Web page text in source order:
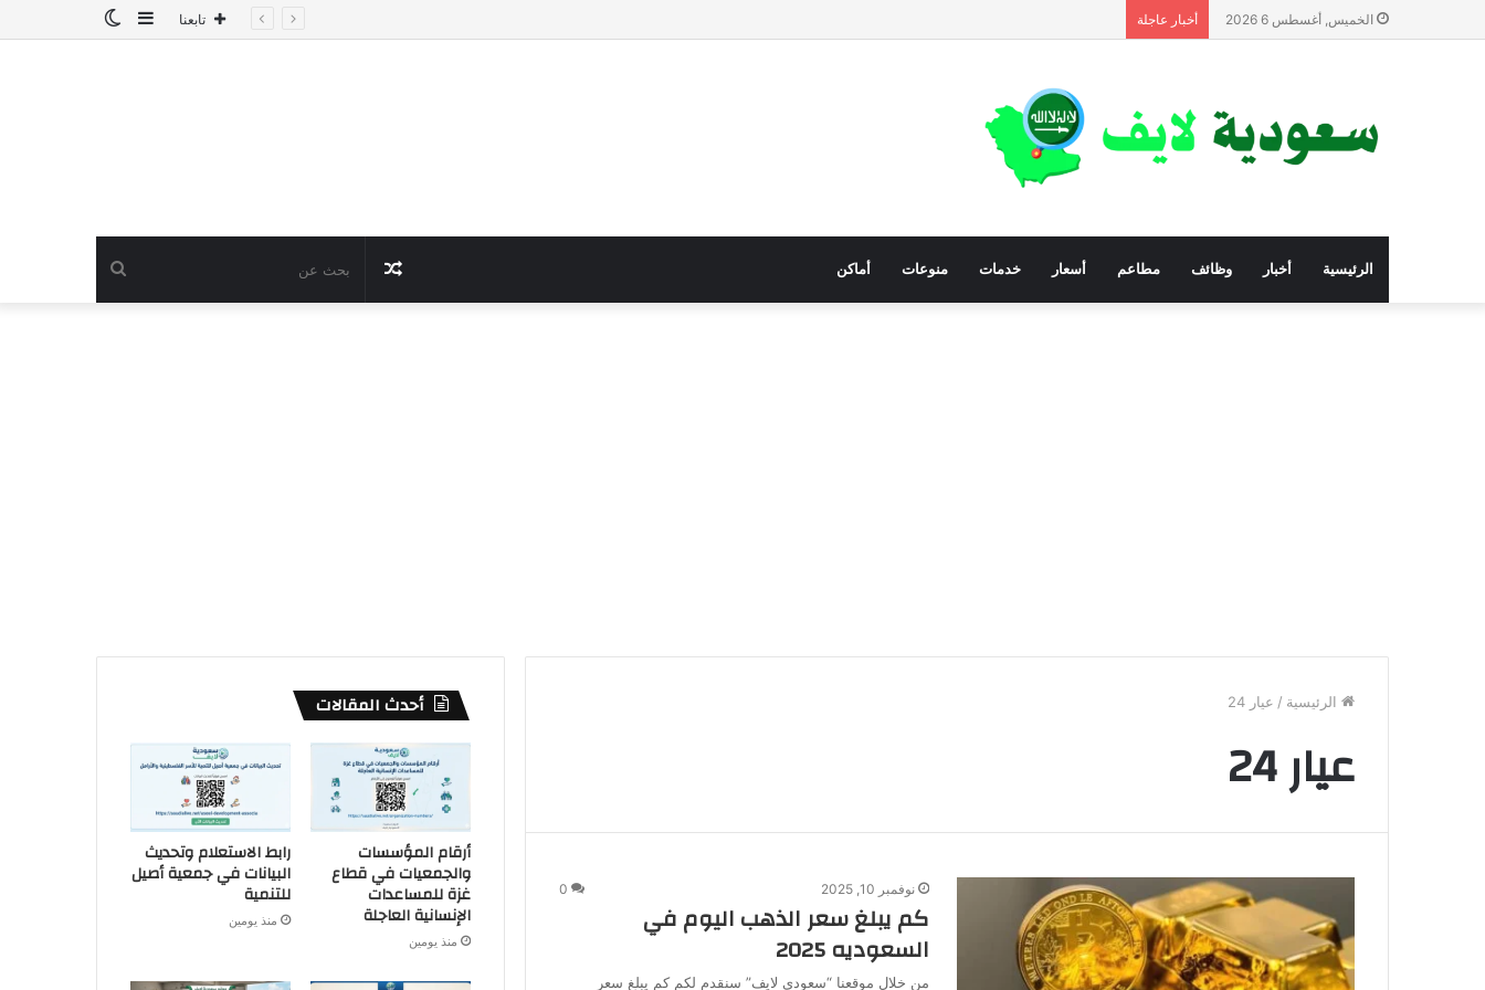
الخميس, أغسطس 6 2026 أخبار عاجلة
الوضعإضافة
تابعنا
الرئيسية أخبار وظائف مطاعم أسعار خدمات منوعات أماكن بحث مقال
الرئيسية / عيار 24
عيار 24
نوفمبر 10, 2025 0
كم يبلغ سعر الذهب اليوم في
السعوديه 2025
من خلال موقعنا “سعودي لايف” سنقدم لكم كم يبلغ سعر
أحدث المقالات
أرقام المؤسسات
والجمعيات في قطاع
غزة للمساعدات
الإنسانية العاجلة
منذ يومين
رابط الاستعلام وتحديث
البيانات في جمعية أصيل
للتنمية
منذ يومين